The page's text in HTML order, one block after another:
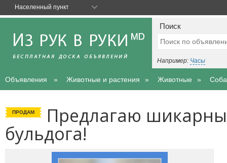
Поиск
Например: Часы
Объявления Животные и растения Животные
ПРОДАМ Предлагаю
бульдога!
Населенный пункт